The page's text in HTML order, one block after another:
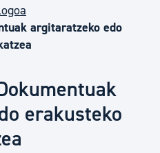
argitaratzeko edo
erakusteko